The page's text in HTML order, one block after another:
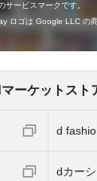
ービスマークです。
ロゴは Google LLC の商
ーケットスト
d
dカー